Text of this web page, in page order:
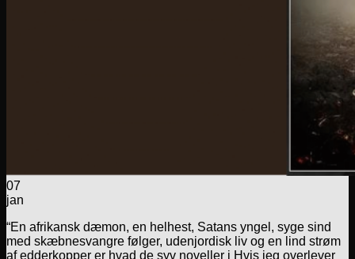
07
jan
“En afrikansk dæmon, en helhest, Satans yngel, syge sind
med skæbnesvangre følger, udenjordisk liv og en lind strøm
af edderkopper er hvad de syv noveller i Hvis jeg overlever